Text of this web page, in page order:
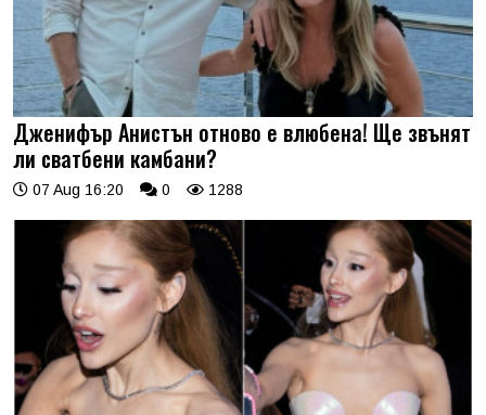
Дженифър Анистън отново е влюбена! Ще звънят
ли сватбени камбани?
07 Aug 16:20 0 1288